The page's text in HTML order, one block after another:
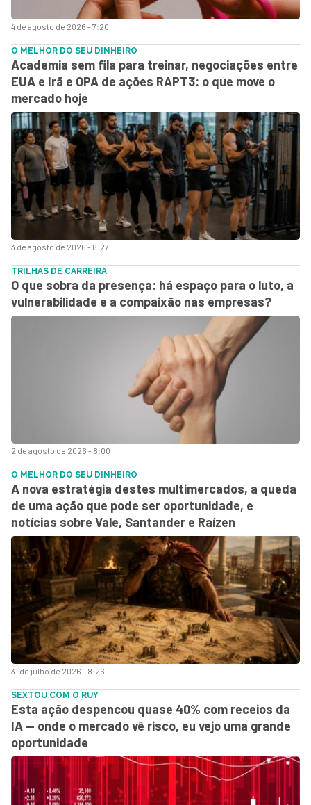
4 de agosto de 2026 - 7:20
3 de agosto de 2026 - 8:27
O MELHOR DO SEU DINHEIRO
Academia sem fila para treinar, negociações entre
EUA e Irã e OPA de ações RAPT3: o que move o
mercado hoje
2 de agosto de 2026 - 8:00
TRILHAS DE CARREIRA
O que sobra da presença: há espaço para o luto, a
vulnerabilidade e a compaixão nas empresas?
31 de julho de 2026 - 8:26
O MELHOR DO SEU DINHEIRO
A nova estratégia destes multimercados, a queda
de uma ação que pode ser oportunidade, e
notícias sobre Vale, Santander e Raízen
SEXTOU COM O RUY
Esta ação despencou quase 40% com receios da
IA — onde o mercado vê risco, eu vejo uma grande
oportunidade